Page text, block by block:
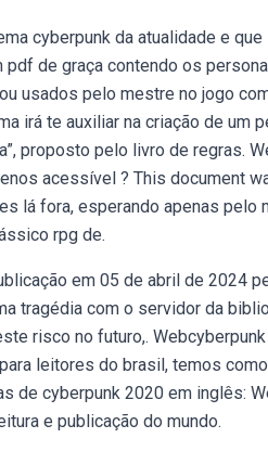
cyberpunk da atualidade e
de graça contendo os
usados pelo mestre no jogo
irá te auxiliar na criação de um
proposto pelo livro de regras.
acessível ? This document
lá fora, esperando apenas pelo
rpg de.
em 05 de abril de 2024
tragédia com o servidor da
risco no futuro,.
leitores do brasil, temos
de cyberpunk 2020 em inglês:
e publicação do mundo.